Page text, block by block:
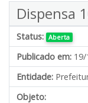
Dispensa
Status: Aberta
Publicado em:
Entidade:
Objeto: